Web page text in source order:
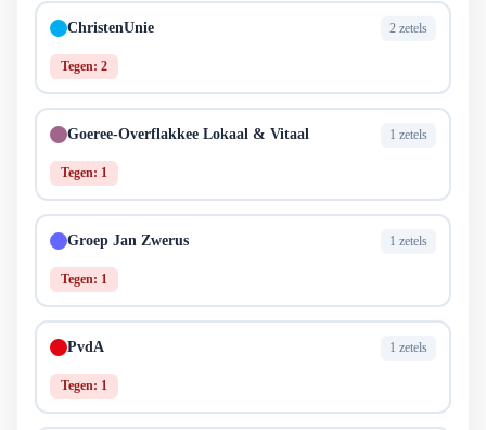
ChristenUnie 2 zetels
Tegen: 2
Goeree-Overflakkee Lokaal & Vitaal 1 zetels
Tegen: 1
Groep Jan Zwerus 1 zetels
Tegen: 1
PvdA 1 zetels
Tegen: 1